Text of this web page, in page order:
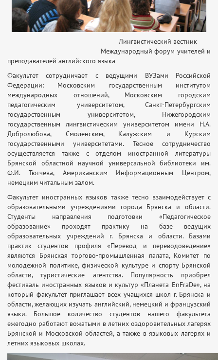
Лингвистический вестник
Международный форум учителей и
преподавателей английского языка
Факультет сотрудничает с ведущими ВУЗами Российской
Федерации: Московским государственным институтом
международных отношений, Московским городским
педагогическим университетом, Санкт-Петербургским
государственным университетом, Нижегородским
государственным лингвистическим университетом имени Н.А.
Добролюбова, Смоленским, Калужским и Курским
государственными университетами. Тесное сотрудничество
осуществляется также с отделом иностранной литературы
Брянской областной научной универсальной библиотеки им.
Ф.И. Тютчева, Американским Информационным Центром,
немецким читальным залом.
Факультет иностранных языков также тесно взаимодействует с
образовательными учреждениями города Брянска и области.
Студенты направления подготовки «Педагогическое
образование» проходят практику на базе ведущих
образовательных учреждений г. Брянска и области. Базами
практик студентов профиля «Перевод и переводоведение»
являются Брянская торгово-промышленная палата, Комитет по
молодежной политике, физической культуре и спорту Брянской
области, туристические агентства. Популярность приобрел
фестиваль иностранных языков и культур «Планета EnFraDe», на
который факультет приглашает всех учащихся школ г. Брянска и
области, желающих изучать английский, немецкий и французский
языки. Большое количество студентов нашего факультета
ежегодно работают вожатыми в летних оздоровительных лагерях
Брянской и Московской областей, а также в языковых лагерях и
летних языковых школах.